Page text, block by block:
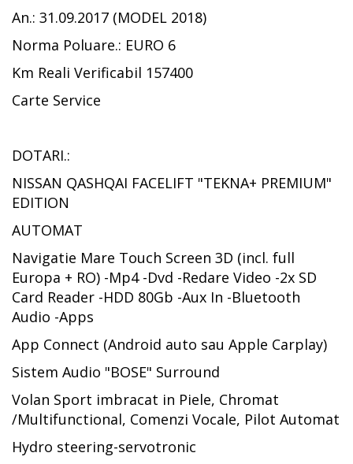
An.: 31.09.2017 (MODEL 2018)
Norma Poluare.: EURO 6
Km Reali Verificabil 157400
Carte Service
DOTARI.:
NISSAN QASHQAI FACELIFT "TEKNA+ PREMIUM"
EDITION
AUTOMAT
Navigatie Mare Touch Screen 3D (incl. full
Europa + RO) -Mp4 -Dvd -Redare Video -2x SD
Card Reader -HDD 80Gb -Aux In -Bluetooth
Audio -Apps
App Connect (Android auto sau Apple Carplay)
Sistem Audio "BOSE" Surround
Volan Sport imbracat in Piele, Chromat
/Multifunctional, Comenzi Vocale, Pilot Automat
Hydro steering-servotronic